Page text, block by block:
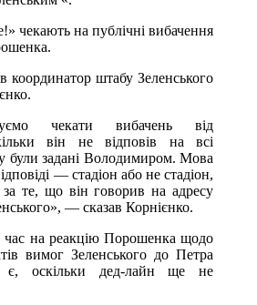
чекають на публічні вибачення
координатор штабу Зеленського
чекати вибачень від
він не відповів на всі
були задані Володимиром. Мова
— стадіон або не стадіон,
те, що він говорив на адресу
— сказав Корнієнко.
час на реакцію Порошенка щодо
вимог Зеленського до Петра
оскільки дед-лайн ще не